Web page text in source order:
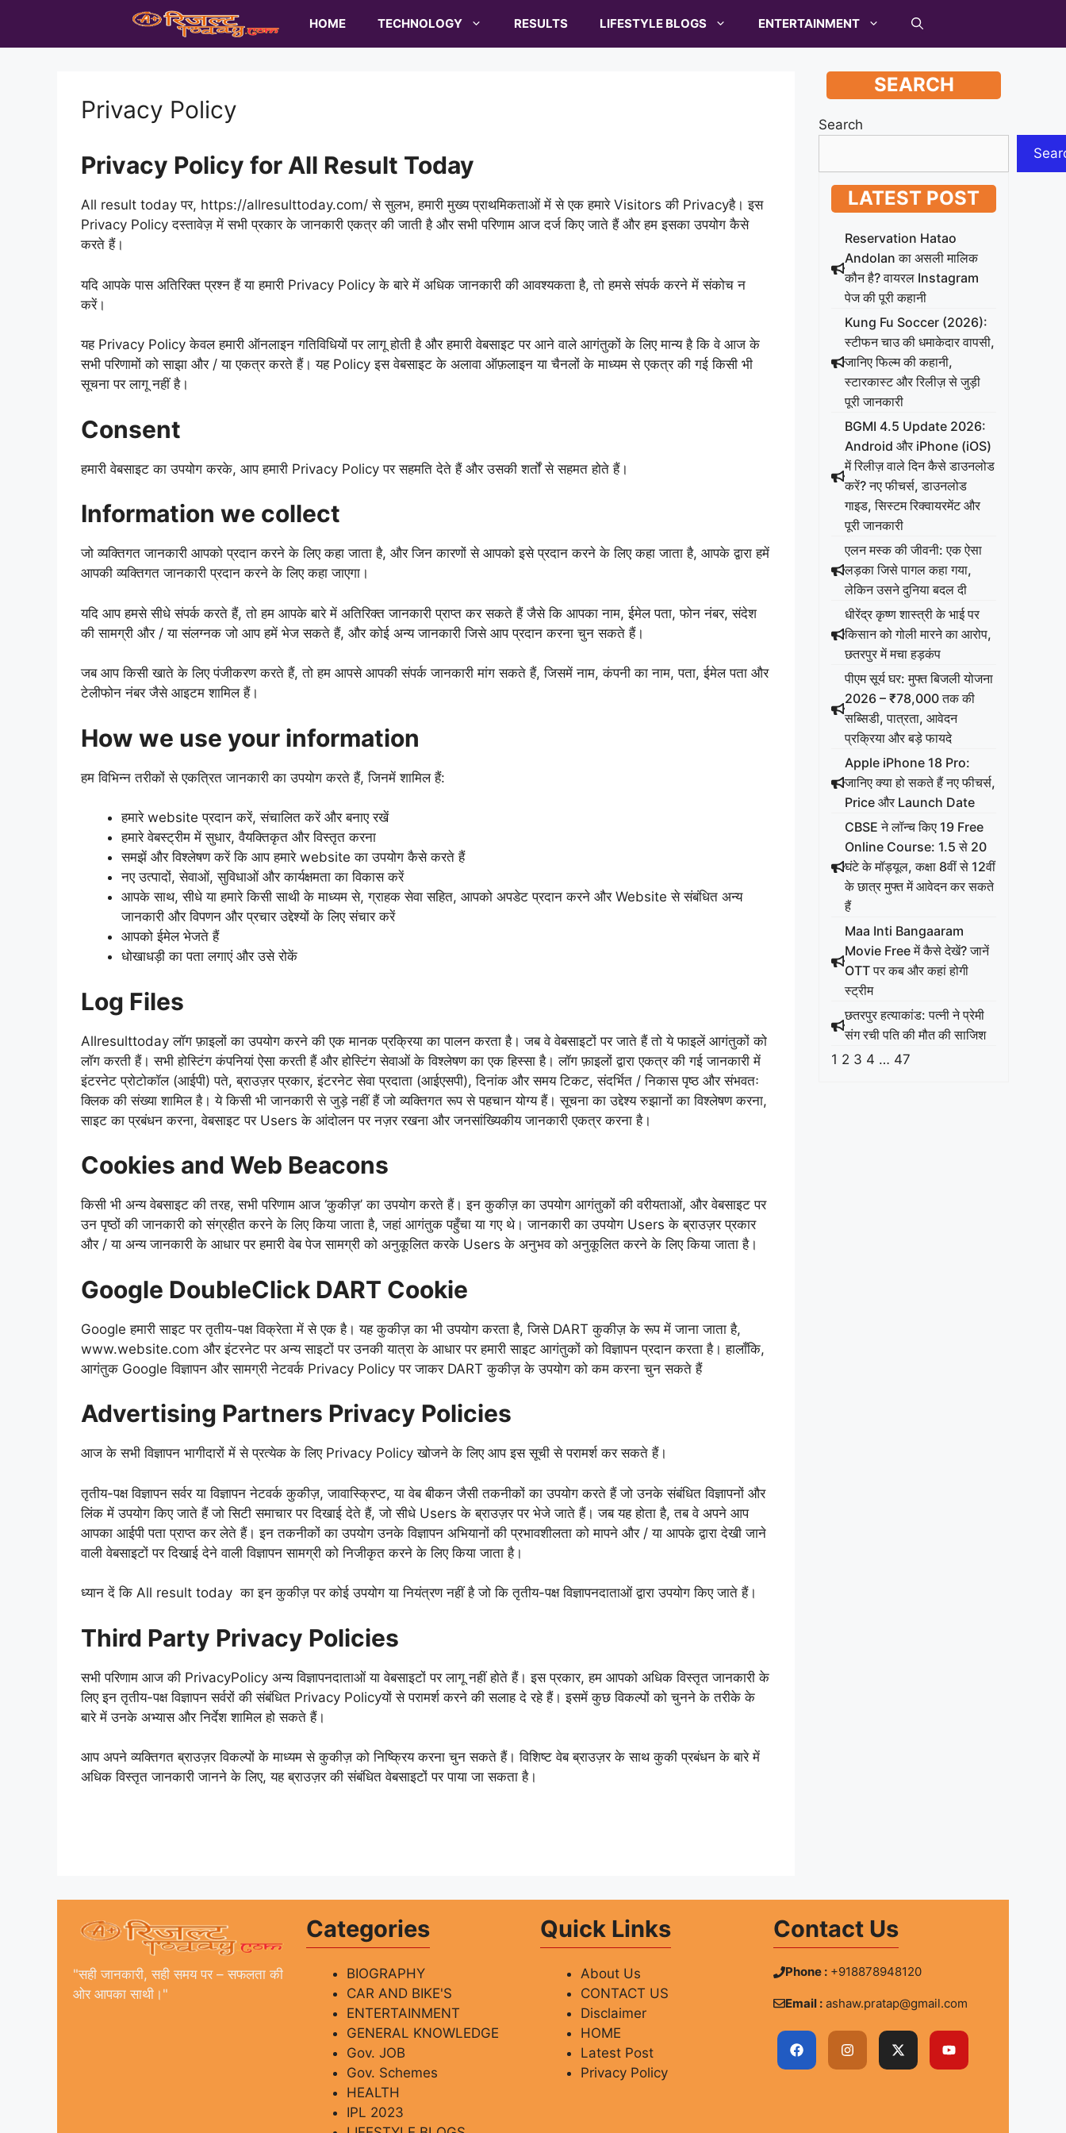
content
HOME TECHNOLOGY RESULTS LIFESTYLE BLOGS ENTERTAINMENT
Privacy Policy
Privacy Policy for All Result Today
All result today पर, https://allresulttoday.com/ से सुलभ, हमारी मुख्य प्राथमिकताओं में से एक हमारे Visitors की Privacyहै। इस
Privacy Policy दस्तावेज़ में सभी प्रकार के जानकारी एकत्र की जाती है और सभी परिणाम आज दर्ज किए जाते हैं और हम इसका उपयोग कैसे
करते हैं।
यदि आपके पास अतिरिक्त प्रश्न हैं या हमारी Privacy Policy के बारे में अधिक जानकारी की आवश्यकता है, तो हमसे संपर्क करने में संकोच न
करें।
यह Privacy Policy केवल हमारी ऑनलाइन गतिविधियों पर लागू होती है और हमारी वेबसाइट पर आने वाले आगंतुकों के लिए मान्य है कि वे आज के
सभी परिणामों को साझा और / या एकत्र करते हैं। यह Policy इस वेबसाइट के अलावा ऑफ़लाइन या चैनलों के माध्यम से एकत्र की गई किसी भी
सूचना पर लागू नहीं है।
Consent
हमारी वेबसाइट का उपयोग करके, आप हमारी Privacy Policy पर सहमति देते हैं और उसकी शर्तों से सहमत होते हैं।
Information we collect
जो व्यक्तिगत जानकारी आपको प्रदान करने के लिए कहा जाता है, और जिन कारणों से आपको इसे प्रदान करने के लिए कहा जाता है, आपके द्वारा हमें
आपकी व्यक्तिगत जानकारी प्रदान करने के लिए कहा जाएगा।
यदि आप हमसे सीधे संपर्क करते हैं, तो हम आपके बारे में अतिरिक्त जानकारी प्राप्त कर सकते हैं जैसे कि आपका नाम, ईमेल पता, फोन नंबर, संदेश
की सामग्री और / या संलग्नक जो आप हमें भेज सकते हैं, और कोई अन्य जानकारी जिसे आप प्रदान करना चुन सकते हैं।
जब आप किसी खाते के लिए पंजीकरण करते हैं, तो हम आपसे आपकी संपर्क जानकारी मांग सकते हैं, जिसमें नाम, कंपनी का नाम, पता, ईमेल पता और
टेलीफोन नंबर जैसे आइटम शामिल हैं।
How we use your information
हम विभिन्न तरीकों से एकत्रित जानकारी का उपयोग करते हैं, जिनमें शामिल हैं:
हमारे website प्रदान करें, संचालित करें और बनाए रखें
हमारे वेबस्ट्रीम में सुधार, वैयक्तिकृत और विस्तृत करना
समझें और विश्लेषण करें कि आप हमारे website का उपयोग कैसे करते हैं
नए उत्पादों, सेवाओं, सुविधाओं और कार्यक्षमता का विकास करें
आपके साथ, सीधे या हमारे किसी साथी के माध्यम से, ग्राहक सेवा सहित, आपको अपडेट प्रदान करने और Website से संबंधित अन्य
जानकारी और विपणन और प्रचार उद्देश्यों के लिए संचार करें
आपको ईमेल भेजते हैं
धोखाधड़ी का पता लगाएं और उसे रोकें
Log Files
Allresulttoday लॉग फ़ाइलों का उपयोग करने की एक मानक प्रक्रिया का पालन करता है। जब वे वेबसाइटों पर जाते हैं तो ये फाइलें आगंतुकों को
लॉग करती हैं। सभी होस्टिंग कंपनियां ऐसा करती हैं और होस्टिंग सेवाओं के विश्लेषण का एक हिस्सा है। लॉग फ़ाइलों द्वारा एकत्र की गई जानकारी में
इंटरनेट प्रोटोकॉल (आईपी) पते, ब्राउज़र प्रकार, इंटरनेट सेवा प्रदाता (आईएसपी), दिनांक और समय टिकट, संदर्भित / निकास पृष्ठ और संभवतः
क्लिक की संख्या शामिल है। ये किसी भी जानकारी से जुड़े नहीं हैं जो व्यक्तिगत रूप से पहचान योग्य हैं। सूचना का उद्देश्य रुझानों का विश्लेषण करना,
साइट का प्रबंधन करना, वेबसाइट पर Users के आंदोलन पर नज़र रखना और जनसांख्यिकीय जानकारी एकत्र करना है।
Cookies and Web Beacons
किसी भी अन्य वेबसाइट की तरह, सभी परिणाम आज ‘कुकीज़’ का उपयोग करते हैं। इन कुकीज़ का उपयोग आगंतुकों की वरीयताओं, और वेबसाइट पर
उन पृष्ठों की जानकारी को संग्रहीत करने के लिए किया जाता है, जहां आगंतुक पहुँचा या गए थे। जानकारी का उपयोग Users के ब्राउज़र प्रकार
और / या अन्य जानकारी के आधार पर हमारी वेब पेज सामग्री को अनुकूलित करके Users के अनुभव को अनुकूलित करने के लिए किया जाता है।
Google DoubleClick DART Cookie
Google हमारी साइट पर तृतीय-पक्ष विक्रेता में से एक है। यह कुकीज़ का भी उपयोग करता है, जिसे DART कुकीज़ के रूप में जाना जाता है,
www.website.com और इंटरनेट पर अन्य साइटों पर उनकी यात्रा के आधार पर हमारी साइट आगंतुकों को विज्ञापन प्रदान करता है। हालाँकि,
आगंतुक Google विज्ञापन और सामग्री नेटवर्क Privacy Policy पर जाकर DART कुकीज़ के उपयोग को कम करना चुन सकते हैं
Advertising Partners Privacy Policies
आज के सभी विज्ञापन भागीदारों में से प्रत्येक के लिए Privacy Policy खोजने के लिए आप इस सूची से परामर्श कर सकते हैं।
तृतीय-पक्ष विज्ञापन सर्वर या विज्ञापन नेटवर्क कुकीज़, जावास्क्रिप्ट, या वेब बीकन जैसी तकनीकों का उपयोग करते हैं जो उनके संबंधित विज्ञापनों और
लिंक में उपयोग किए जाते हैं जो सिटी समाचार पर दिखाई देते हैं, जो सीधे Users के ब्राउज़र पर भेजे जाते हैं। जब यह होता है, तब वे अपने आप
आपका आईपी पता प्राप्त कर लेते हैं। इन तकनीकों का उपयोग उनके विज्ञापन अभियानों की प्रभावशीलता को मापने और / या आपके द्वारा देखी जाने
वाली वेबसाइटों पर दिखाई देने वाली विज्ञापन सामग्री को निजीकृत करने के लिए किया जाता है।
ध्यान दें कि All result today का इन कुकीज़ पर कोई उपयोग या नियंत्रण नहीं है जो कि तृतीय-पक्ष विज्ञापनदाताओं द्वारा उपयोग किए जाते हैं।
Third Party Privacy Policies
सभी परिणाम आज की PrivacyPolicy अन्य विज्ञापनदाताओं या वेबसाइटों पर लागू नहीं होते हैं। इस प्रकार, हम आपको अधिक विस्तृत जानकारी के
लिए इन तृतीय-पक्ष विज्ञापन सर्वरों की संबंधित Privacy Policyयों से परामर्श करने की सलाह दे रहे हैं। इसमें कुछ विकल्पों को चुनने के तरीके के
बारे में उनके अभ्यास और निर्देश शामिल हो सकते हैं।
आप अपने व्यक्तिगत ब्राउज़र विकल्पों के माध्यम से कुकीज़ को निष्क्रिय करना चुन सकते हैं। विशिष्ट वेब ब्राउज़र के साथ कुकी प्रबंधन के बारे में
अधिक विस्तृत जानकारी जानने के लिए, यह ब्राउज़र की संबंधित वेबसाइटों पर पाया जा सकता है।
SEARCH
Search
LATEST POST
Reservation Hatao
Andolan का असली मालिक
कौन है? वायरल Instagram
पेज की पूरी कहानी
Kung Fu Soccer (2026):
स्टीफन चाउ की धमाकेदार वापसी,
जानिए फिल्म की कहानी,
स्टारकास्ट और रिलीज़ से जुड़ी
पूरी जानकारी
BGMI 4.5 Update 2026:
Android और iPhone (iOS)
में रिलीज़ वाले दिन कैसे डाउनलोड
करें? नए फीचर्स, डाउनलोड
गाइड, सिस्टम रिक्वायरमेंट और
पूरी जानकारी
एलन मस्क की जीवनी: एक ऐसा
लड़का जिसे पागल कहा गया,
लेकिन उसने दुनिया बदल दी
धीरेंद्र कृष्ण शास्त्री के भाई पर
किसान को गोली मारने का आरोप,
छतरपुर में मचा हड़कंप
पीएम सूर्य घर: मुफ्त बिजली योजना
2026 – ₹78,000 तक की
सब्सिडी, पात्रता, आवेदन
प्रक्रिया और बड़े फायदे
Apple iPhone 18 Pro:
जानिए क्या हो सकते हैं नए फीचर्स,
Price और Launch Date
CBSE ने लॉन्च किए 19 Free
Online Course: 1.5 से 20
घंटे के मॉड्यूल, कक्षा 8वीं से 12वीं
के छात्र मुफ्त में आवेदन कर सकते
हैं
Maa Inti Bangaaram
Movie Free में कैसे देखें? जानें
OTT पर कब और कहां होगी
स्ट्रीम
छतरपुर हत्याकांड: पत्नी ने प्रेमी
संग रची पति की मौत की साजिश
1 2 3 4 … 47
"सही जानकारी, सही समय पर – सफलता की
ओर आपका साथी।"
Categories
BIOGRAPHY
CAR AND BIKE'S
ENTERTAINMENT
GENERAL KNOWLEDGE
Gov. JOB
Gov. Schemes
HEALTH
IPL 2023
Quick Links
About Us
CONTACT US
Disclaimer
HOME
Latest Post
Privacy Policy
Contact Us
Phone : +918878948120
Email : ashaw.pratap@gmail.com